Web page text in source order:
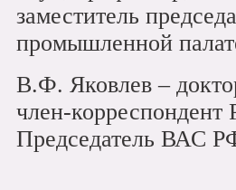
заместитель
промышленной
В.Ф. Яковлев –
член-
Председатель ВАС